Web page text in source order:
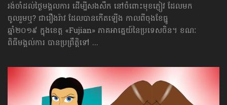
រង់ចាំដល់ថ្ងៃមង្គលការ ដើម្បីសងសឹក នៅចំពោះ​មុខភ្ញៀវ ដែលមក
ចូលរួមឬ? ជារឿងរ៉ាវ ដែលបានកើតឡើង កាលពីចុងខែធ្នូ
ឆ្នាំ២០១៩ ក្នុងខេត្ត «Fujian» ភាគអាគ្នេយ៍​នៃ​ប្រទេសចិន។ ខណៈ
ពិធី​មង្គល់​ការ បានប្រព្រឹត្តិទៅ ...